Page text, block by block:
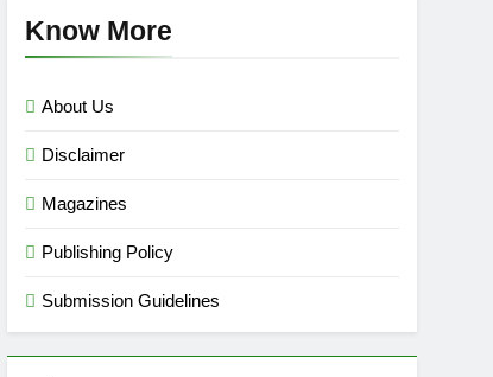
Know More
About Us
Disclaimer
Magazines
Publishing Policy
Submission Guidelines